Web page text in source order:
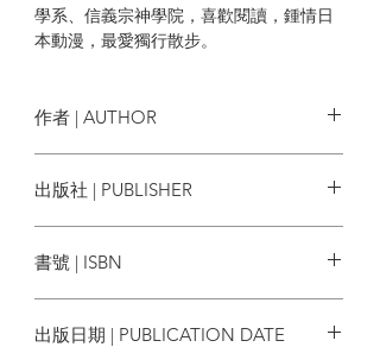
學系、信義宗神學院，喜歡閱讀，鍾情日
本動漫，最愛獨行散步。
作者 | AUTHOR
出版社 | PUBLISHER
書號 | ISBN
出版日期 | PUBLICATION DATE